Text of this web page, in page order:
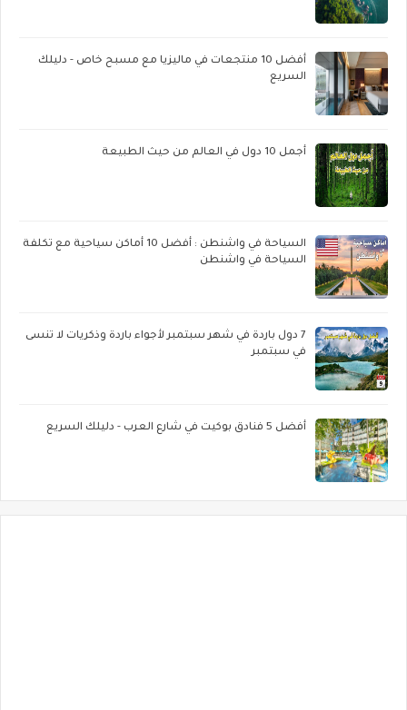
أفضل 10 منتجعات في ماليزيا مع مسبح خاص - دليلك
السريع
أجمل 10 دول في العالم من حيث الطبيعة
السياحة في واشنطن : أفضل 10 أماكن سياحية مع تكلفة
السياحة في واشنطن
7 دول باردة في شهر سبتمبر لأجواء باردة وذكريات لا تنسى
في سبتمبر
أفضل 5 فنادق بوكيت في شارع العرب - دليلك السريع